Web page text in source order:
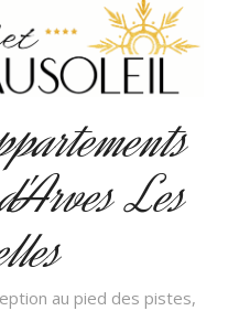
Les
au pied des pistes,